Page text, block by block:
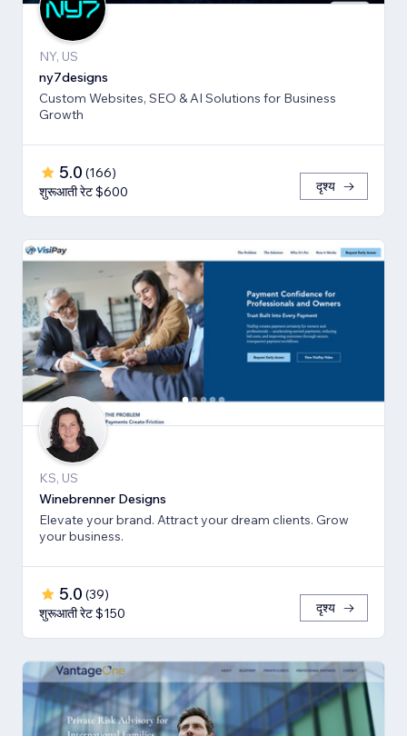
NY, US
ny7designs
Custom Websites, SEO & AI Solutions for Business
Growth
5.0 (166)
शुरूआती रेट $600
दृश्य
KS, US
Winebrenner Designs
Elevate your brand. Attract your dream clients. Grow
your business.
5.0 (39)
शुरूआती रेट $150
दृश्य